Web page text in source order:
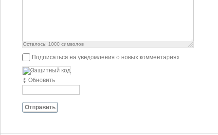
Осталось: 1000 символов
Подписаться на уведомления о новых комментариях
Обновить
Отправить